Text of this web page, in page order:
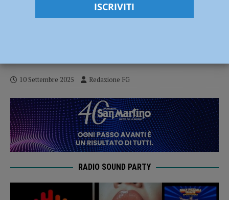
“Cantieri con gravi violazioni in materia di
10 Settembre 2025 Redazione FG
RADIO SOUND PARTY